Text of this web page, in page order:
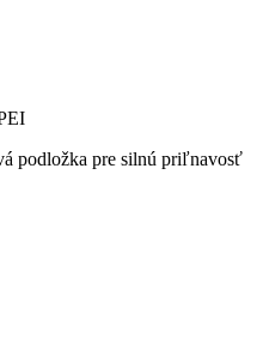
podložka pre silnú priľnavosť